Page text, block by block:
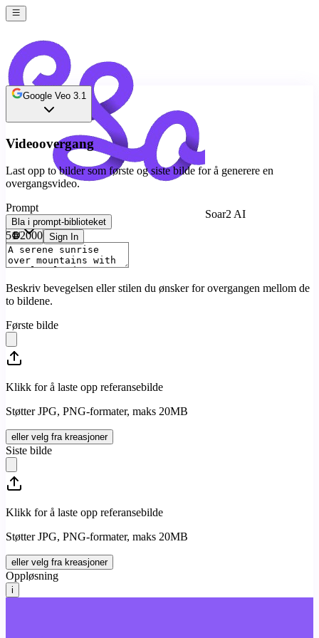
Soar2 AI
Sign In
Google Veo 3.1
Videoovergang
Last opp to bilder som første og siste bilde for å generere en
overgangsvideo.
Prompt
Bla i prompt-biblioteket
51/2000
Beskriv bevegelsen eller stilen du ønsker for overgangen mellom de
to bildene.
Første bilde
Klikk for å laste opp referansebilde
Støtter JPG, PNG-formater, maks 20MB
eller velg fra kreasjoner
Siste bilde
Klikk for å laste opp referansebilde
Støtter JPG, PNG-formater, maks 20MB
eller velg fra kreasjoner
Oppløsning
i